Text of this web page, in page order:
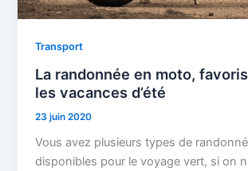
Transport
La randonnée en moto,
les vacances d’été
23 juin 2020
Vous avez plusieurs types de
disponibles pour le voyage vert, si on